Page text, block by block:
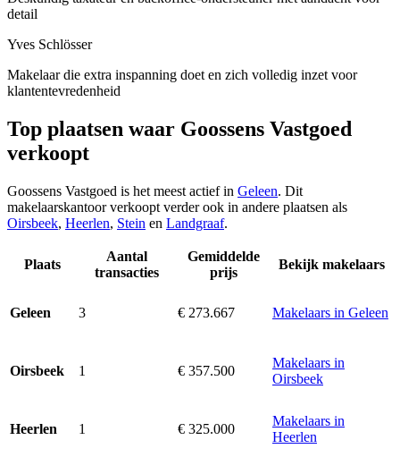
detail
Yves Schlösser
Makelaar die extra inspanning doet en zich volledig inzet voor
klantentevredenheid
Top plaatsen waar Goossens Vastgoed
verkoopt
Goossens Vastgoed is het meest actief in Geleen. Dit
makelaarskantoor verkoopt verder ook in andere plaatsen als
Oirsbeek, Heerlen, Stein en Landgraaf.
Plaats
Aantal
transacties
Gemiddelde
prijs
Bekijk makelaars
Geleen 3 € 273.667 Makelaars in Geleen
Oirsbeek 1 € 357.500
Makelaars in
Oirsbeek
Heerlen 1 € 325.000
Makelaars in
Heerlen